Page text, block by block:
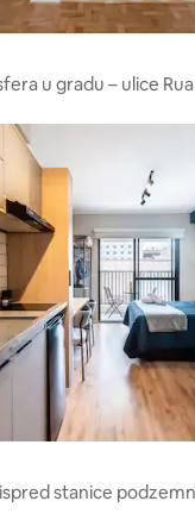
u gradu – ulice
stanice